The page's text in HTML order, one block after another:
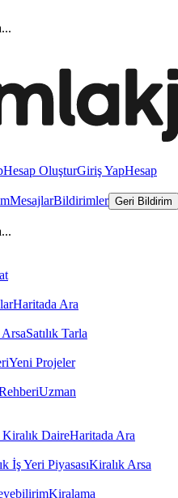
Hesap OluşturGiriş YapHesap
MesajlarBildirimler Geri Bildirim
Haritada Ara
ArsaSatılık Tarla
Yeni Projeler
Uzman
DaireHaritada Ara
İş Yeri PiyasasıKiralık Arsa
Kiralama